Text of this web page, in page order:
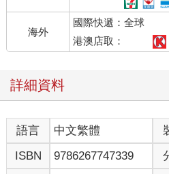
鶴見俊輔出生於一九二二年，家
曾任日本政府高級官員，出任過眾
是善寫能譯的文人作家。他用日語
小說和傳記，著書四十二種（五十
二八年）更登上五十萬部暢銷書名
《希臘羅馬名人傳》（改造社，一
鶴見祐輔卓越的譯筆。鶴見俊輔的
政治人物，他曾經擔任日本殖民時
晉升為首任滿鐵總裁、遞信大臣、
東京市長，以及第三任拓殖大學校
海外
國際快遞：全球
港澳店取：
詳細資料
語言 中文繁體
ISBN
9786267747339